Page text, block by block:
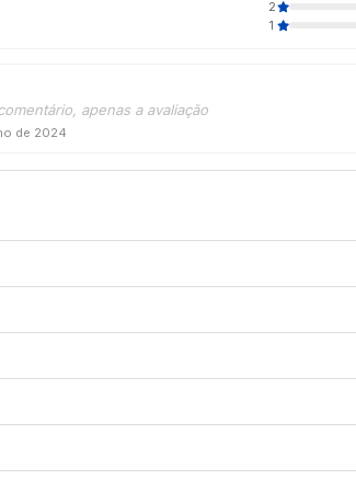
2
1
apenas a avaliação
de 2024